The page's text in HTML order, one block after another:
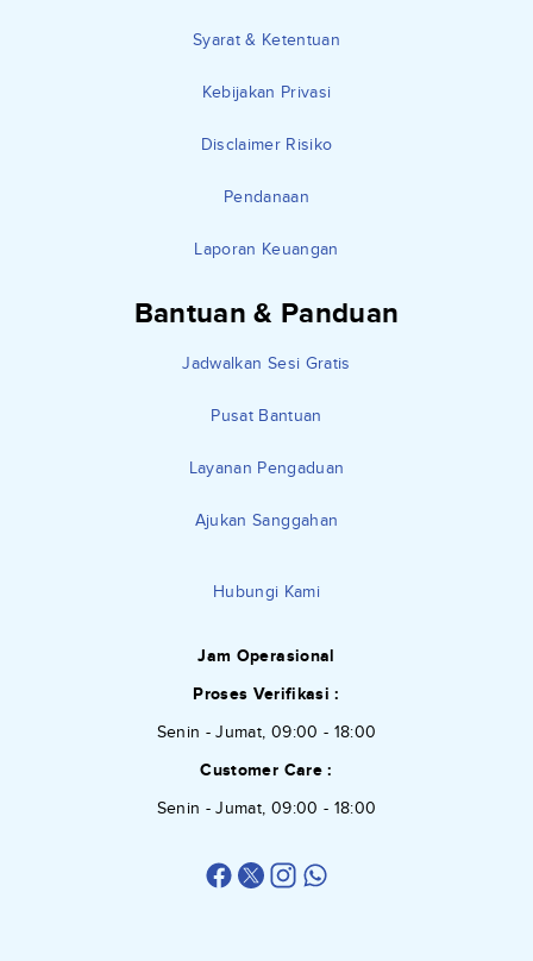
Syarat & Ketentuan
Kebijakan Privasi
Disclaimer Risiko
Pendanaan
Laporan Keuangan
Bantuan & Panduan
Jadwalkan Sesi Gratis
Pusat Bantuan
Layanan Pengaduan
Ajukan Sanggahan
Hubungi Kami
Jam Operasional
Proses Verifikasi :
Senin - Jumat, 09:00 - 18:00
Customer Care :
Senin - Jumat, 09:00 - 18:00